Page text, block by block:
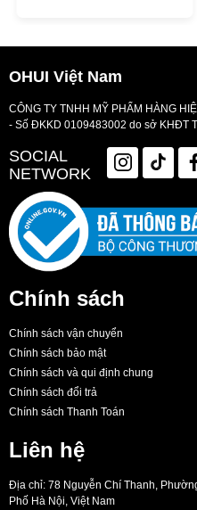
OHUI Việt Nam
CÔNG TY TNHH MỸ PHẨM HÀNG
- Số ĐKKD 0109483002 do sở KHĐT
SOCIAL
NETWORK
Chính sách
Chính sách vận chuyển
Chính sách bảo mật
Chính sách và qui định chung
Chính sách đổi trả
Chính sách Thanh Toán
Liên hệ
Địa chỉ: 78 Nguyễn Chí Thanh,
Phố Hà Nội, Việt Nam